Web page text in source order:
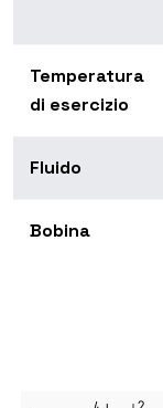
Temperatura
di esercizio
Fluido
Bobina